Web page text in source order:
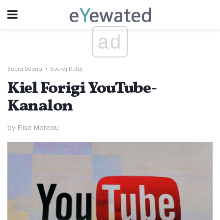
ad
Socia Duona Sociaj Retoj
Kiel Forigi YouTube-
Kanalon
by Elise Moreau